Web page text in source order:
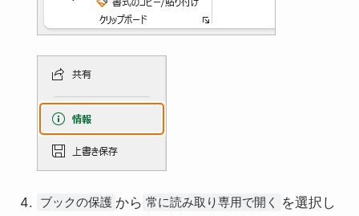
ブックの保護 から 常に読み取り専用で開く
を選択し